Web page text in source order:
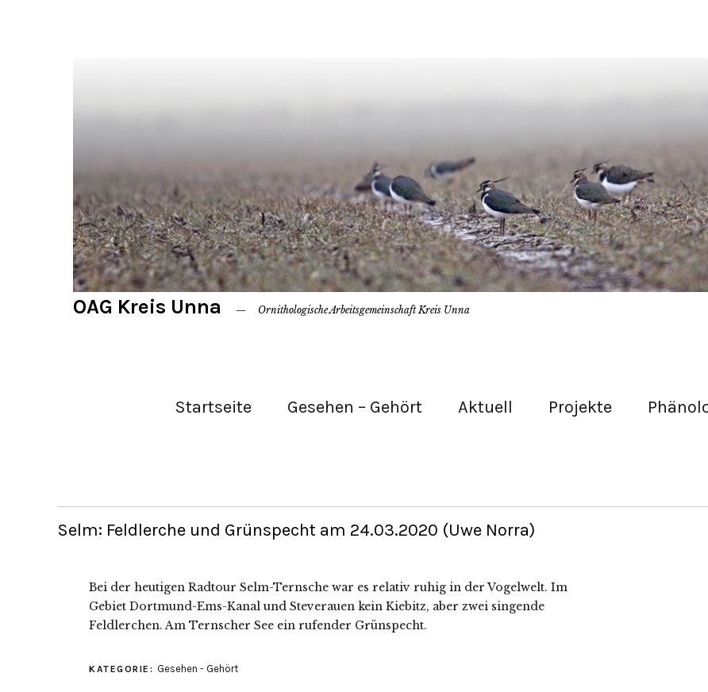
OAG Kreis Unna Ornithologische Arbeitsgemeinschaft Kreis Unna
Startseite Gesehen – Gehört Aktuell Projekte
Selm: Feldlerche und Grünspecht am 24.03.2020 (Uwe Norra)
Bei der heutigen Radtour Selm-Ternsche war es relativ ruhig in der Vogelwelt. Im
Gebiet Dortmund-Ems-Kanal und Steverauen kein Kiebitz, aber zwei singende
Feldlerchen. Am Ternscher See ein rufender Grünspecht.
KATEGORIE: Gesehen - Gehört